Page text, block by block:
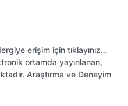
erişim için tıklayınız…
ortamda yayınlanan,
Araştırma ve Deneyim